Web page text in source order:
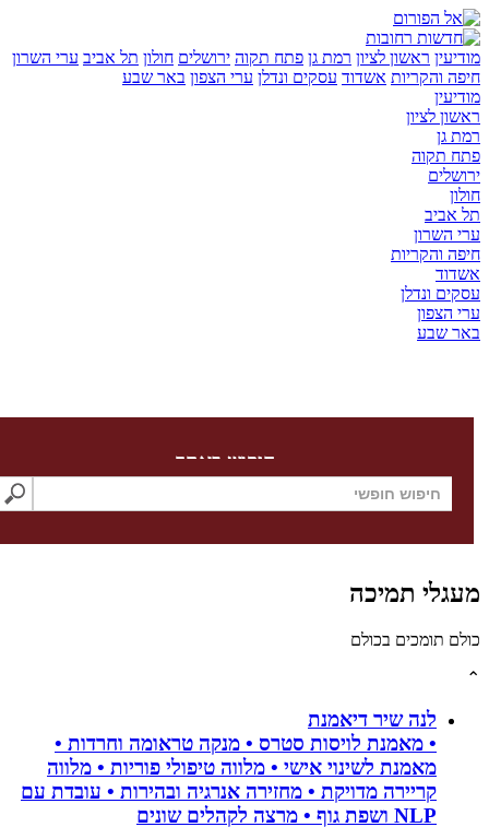
ראשון לציון רמת גן פתח תקוה ירושלים חולון תל אביב ערי השרון
והקריות אשדוד עסקים ונדלן ערי הצפון באר שבע
לציון
גן
תקוה
אביב
השרון
והקריות
ונדלן
הצפון
שבע
חיפוש באתר
תמיכה
תומכים בכולם
לנה שיר דיאמנת
• מאמנת לויסות סטרס • מנקה טראומה וחרדות •
מאמנת לשינוי אישי • מלווה טיפולי פוריות • מלווה
קריירה מדויקת • מחזירה אנרגיה ובהירות • עובדת עם
NLP ושפת גוף • מרצה לקהלים שונים